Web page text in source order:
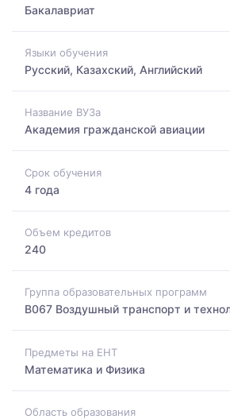
Бакалавриат
Языки обучения
Русский, Казахский, Английский
Название ВУЗа
Академия гражданской авиации
Срок обучения
4 года
Объем кредитов
240
Группа образовательных программ
B067 Воздушный транспорт и
Предметы на ЕНТ
Математика и Физика
Область образования